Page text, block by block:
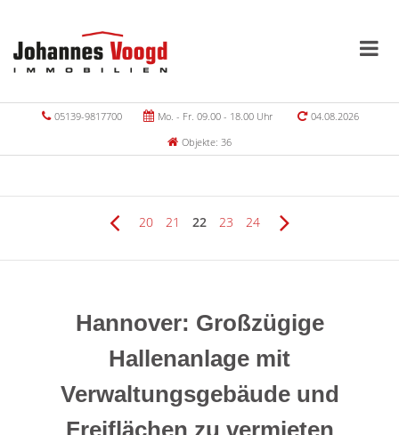
05139-9817700 Mo. - Fr. 09.00 - 18.00 Uhr
04.08.2026
Objekte: 36
20 21 22 23 24
Hannover: Großzügige
Hallenanlage mit
Verwaltungsgebäude und
Freiflächen zu vermieten